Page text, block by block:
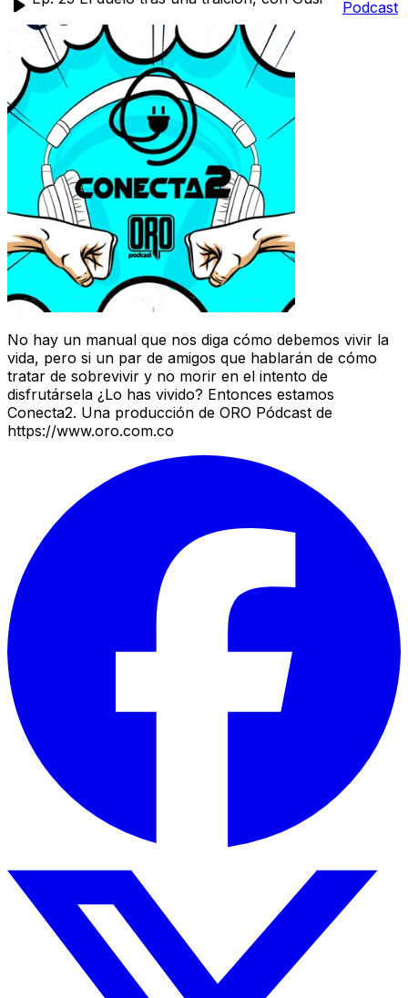
Podcast
No hay un manual que nos diga cómo debemos vivir la
vida, pero si un par de amigos que hablarán de cómo
tratar de sobrevivir y no morir en el intento de
disfrutársela ¿Lo has vivido? Entonces estamos
Conecta2. Una producción de ORO Pódcast de
https://www.oro.com.co